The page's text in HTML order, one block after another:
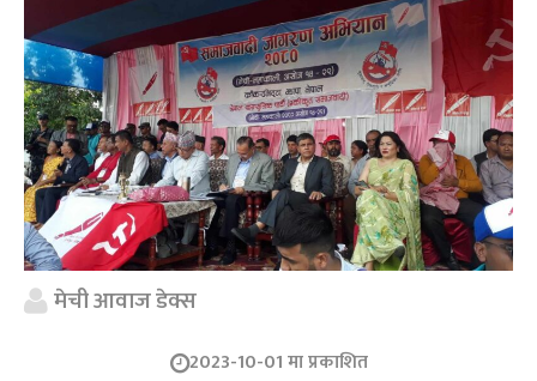
मेची आवाज डेक्स
2023-10-01 मा प्रकाशित